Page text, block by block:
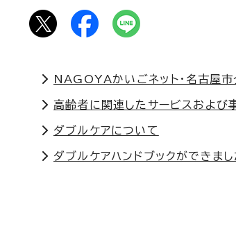
NAGOYAかいごネット・名古屋
高齢者に関連したサービスおよび
ダブルケアについて
ダブルケアハンドブックができまし